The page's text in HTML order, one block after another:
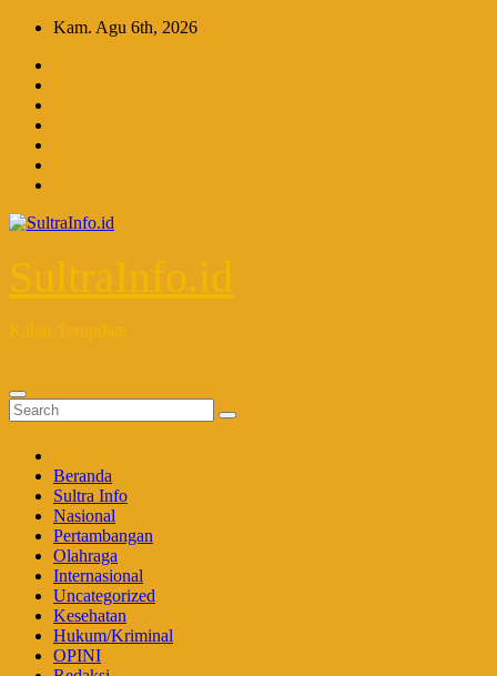
Skip
content
Kam. Agu 6th, 2026
SultraInfo.id
Kabar Terupdate
Beranda
Sultra Info
Nasional
Pertambangan
Olahraga
Internasional
Uncategorized
Kesehatan
Hukum/Kriminal
OPINI